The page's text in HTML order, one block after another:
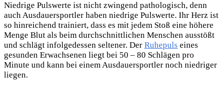
Niedrige Pulswerte ist nicht zwingend pathologisch, denn
auch Ausdauersportler haben niedrige Pulswerte. Ihr Herz ist
so hinreichend trainiert, dass es mit jedem Stoß eine höhere
Menge Blut als beim durchschnittlichen Menschen ausstößt
und schlägt infolgedessen seltener. Der Ruhepuls eines
gesunden Erwachsenen liegt bei 50 – 80 Schlägen pro
Minute und kann bei einem Ausdauersportler noch niedriger
liegen.